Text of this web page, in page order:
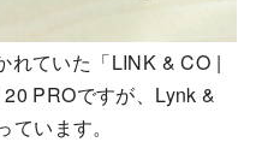
れていた「LINK & CO |
PROですが、Lynk &
います。